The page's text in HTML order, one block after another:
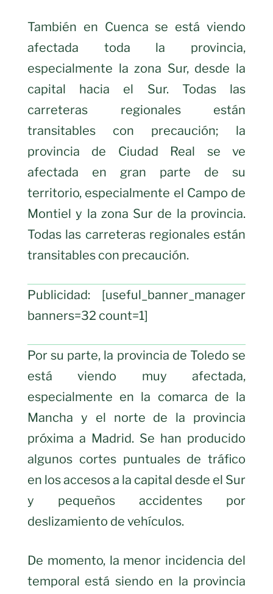
También en Cuenca se está viendo
afectada toda la provincia,
especialmente la zona Sur, desde la
capital hacia el Sur. Todas las
carreteras regionales están
transitables con precaución; la
provincia de Ciudad Real se ve
afectada en gran parte de su
territorio, especialmente el Campo de
Montiel y la zona Sur de la provincia.
Todas las carreteras regionales están
transitables con precaución.
Publicidad: [useful_banner_manager
banners=32 count=1]
Por su parte, la provincia de Toledo se
está viendo muy afectada,
especialmente en la comarca de la
Mancha y el norte de la provincia
próxima a Madrid. Se han producido
algunos cortes puntuales de tráfico
en los accesos a la capital desde el Sur
y pequeños accidentes por
deslizamiento de vehículos.
De momento, la menor incidencia del
temporal está siendo en la provincia